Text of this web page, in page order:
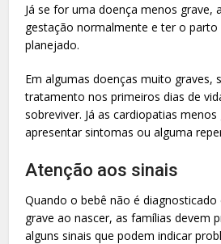
Já se for uma doença menos grave,
gestação normalmente e ter o
planejado.
Em algumas doenças muito graves,
tratamento nos primeiros dias de
sobreviver. Já as cardiopatias
apresentar sintomas ou alguma
Atenção aos sinais
Quando o bebê não é
grave ao nascer, as famílias devem
alguns sinais que podem indicar